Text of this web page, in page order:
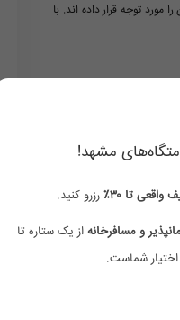
توجه قرار داده اند. با
در طبرسی مشهد
واقعی تا ۳۰٪
رزرو کنید.
از یک ستاره تا
اختیار شماست.